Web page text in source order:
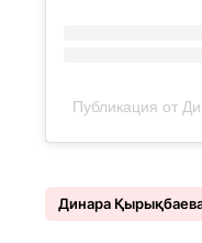
Публикация от
Динара